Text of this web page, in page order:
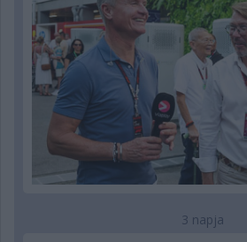
3 napja